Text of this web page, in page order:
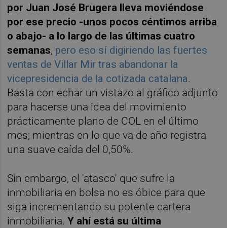
por Juan José Brugera lleva moviéndose
por ese precio -unos pocos céntimos arriba
o abajo- a lo largo de las últimas cuatro
semanas, pero eso sí digiriendo las fuertes
ventas de Villar Mir tras abandonar la
vicepresidencia de la cotizada catalana.
Basta con echar un vistazo al gráfico adjunto
para hacerse una idea del movimiento
prácticamente plano de COL en el último
mes; mientras en lo que va de año registra
una suave caída del 0,50%.
Sin embargo, el 'atasco' que sufre la
inmobiliaria en bolsa no es óbice para que
siga incrementando su potente cartera
inmobiliaria.Y ahí está su última